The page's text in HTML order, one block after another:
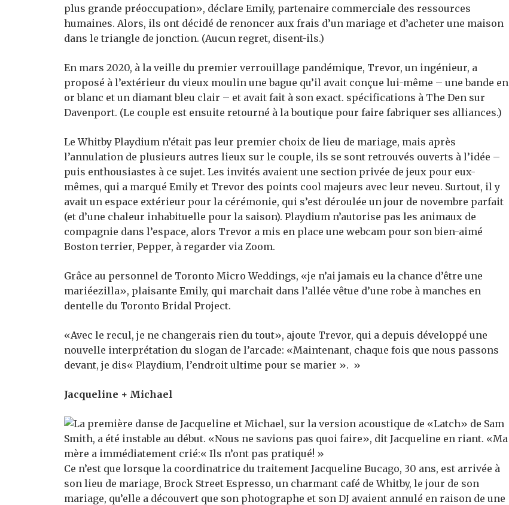
plus grande préoccupation», déclare Emily, partenaire commerciale des ressources
humaines. Alors, ils ont décidé de renoncer aux frais d’un mariage et d’acheter une maison
dans le triangle de jonction. (Aucun regret, disent-ils.)
En mars 2020, à la veille du premier verrouillage pandémique, Trevor, un ingénieur, a
proposé à l’extérieur du vieux moulin une bague qu’il avait conçue lui-même – une bande en
or blanc et un diamant bleu clair – et avait fait à son exact. spécifications à The Den sur
Davenport. (Le couple est ensuite retourné à la boutique pour faire fabriquer ses alliances.)
Le Whitby Playdium n’était pas leur premier choix de lieu de mariage, mais après
l’annulation de plusieurs autres lieux sur le couple, ils se sont retrouvés ouverts à l’idée –
puis enthousiastes à ce sujet. Les invités avaient une section privée de jeux pour eux-
mêmes, qui a marqué Emily et Trevor des points cool majeurs avec leur neveu. Surtout, il y
avait un espace extérieur pour la cérémonie, qui s’est déroulée un jour de novembre parfait
(et d’une chaleur inhabituelle pour la saison). Playdium n’autorise pas les animaux de
compagnie dans l’espace, alors Trevor a mis en place une webcam pour son bien-aimé
Boston terrier, Pepper, à regarder via Zoom.
Grâce au personnel de Toronto Micro Weddings, «je n’ai jamais eu la chance d’être une
mariéezilla», plaisante Emily, qui marchait dans l’allée vêtue d’une robe à manches en
dentelle du Toronto Bridal Project.
«Avec le recul, je ne changerais rien du tout», ajoute Trevor, qui a depuis développé une
nouvelle interprétation du slogan de l’arcade: «Maintenant, chaque fois que nous passons
devant, je dis« Playdium, l’endroit ultime pour se marier ». »
Jacqueline + Michael
Ce n’est que lorsque la coordinatrice du traitement Jacqueline Bucago, 30 ans, est arrivée à
son lieu de mariage, Brock Street Espresso, un charmant café de Whitby, le jour de son
mariage, qu’elle a découvert que son photographe et son DJ avaient annulé en raison de une